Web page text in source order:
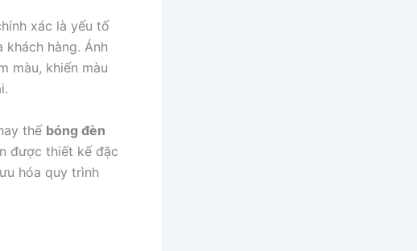
xác là yếu tố
hàng. Ánh
màu, khiến màu
thế bóng đèn
được thiết kế đặc
hóa quy trình